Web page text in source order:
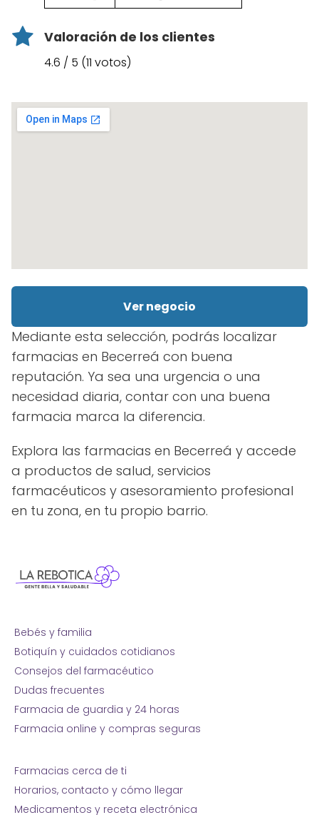
Valoración de los clientes
4.6 / 5 (11 votos)
Ver negocio
Mediante esta selección, podrás localizar
farmacias en Becerreá con buena
reputación. Ya sea una urgencia o una
necesidad diaria, contar con una buena
farmacia marca la diferencia.
Explora las farmacias en Becerreá y accede
a productos de salud, servicios
farmacéuticos y asesoramiento profesional
en tu zona, en tu propio barrio.
Bebés y familia
Botiquín y cuidados cotidianos
Consejos del farmacéutico
Dudas frecuentes
Farmacia de guardia y 24 horas
Farmacia online y compras seguras
Farmacias cerca de ti
Horarios, contacto y cómo llegar
Medicamentos y receta electrónica